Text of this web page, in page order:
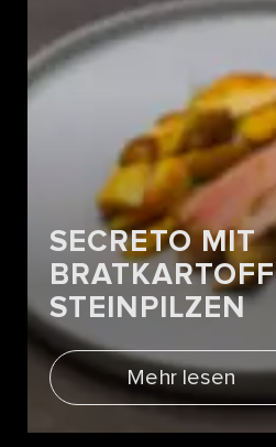
SECRETO MIT
STEINPILZEN
Mehr lesen